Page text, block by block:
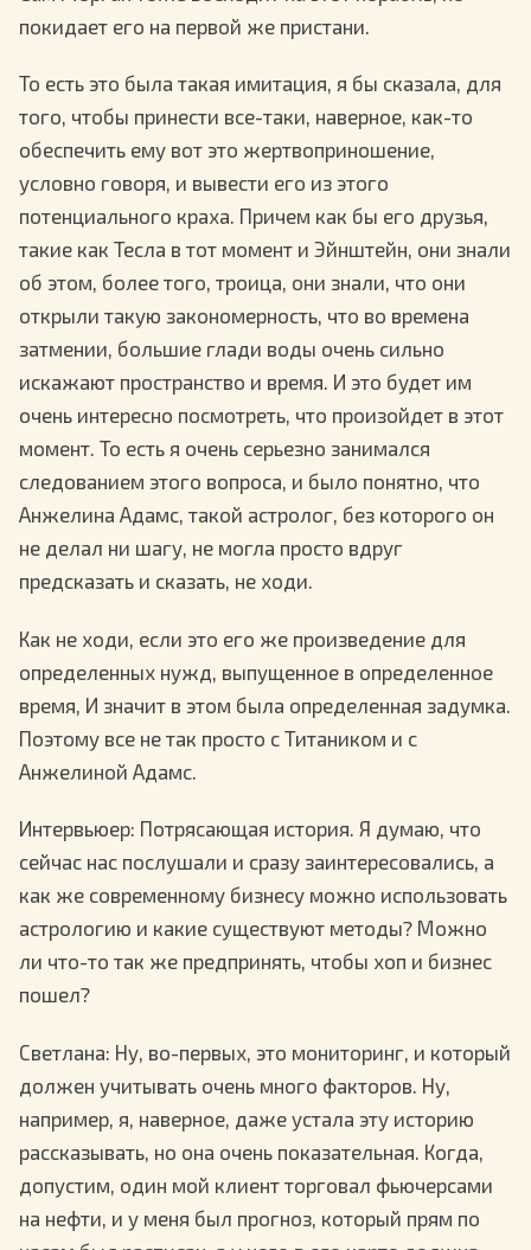
покидает его на первой же пристани.
То есть это была такая имитация, я бы сказала, для
того, чтобы принести все-таки, наверное, как-то
обеспечить ему вот это жертвоприношение,
условно говоря, и вывести его из этого
потенциального краха. Причем как бы его друзья,
такие как Тесла в тот момент и Эйнштейн, они знали
об этом, более того, троица, они знали, что они
открыли такую закономерность, что во времена
затмении, большие глади воды очень сильно
искажают пространство и время. И это будет им
очень интересно посмотреть, что произойдет в этот
момент. То есть я очень серьезно занимался
следованием этого вопроса, и было понятно, что
Анжелина Адамс, такой астролог, без которого он
не делал ни шагу, не могла просто вдруг
предсказать и сказать, не ходи.
Как не ходи, если это его же произведение для
определенных нужд, выпущенное в определенное
время, И значит в этом была определенная задумка.
Поэтому все не так просто с Титаником и с
Анжелиной Адамс.
Интервьюер: Потрясающая история. Я думаю, что
сейчас нас послушали и сразу заинтересовались, а
как же современному бизнесу можно использовать
астрологию и какие существуют методы? Можно
ли что-то так же предпринять, чтобы хоп и бизнес
пошел?
Светлана: Ну, во-первых, это мониторинг, и который
должен учитывать очень много факторов. Ну,
например, я, наверное, даже устала эту историю
рассказывать, но она очень показательная. Когда,
допустим, один мой клиент торговал фьючерсами
на нефти, и у меня был прогноз, который прям по